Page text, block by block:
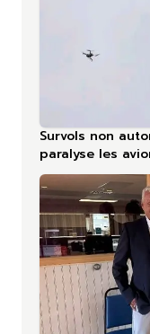
Survols non
paralyse les
plus touchée en